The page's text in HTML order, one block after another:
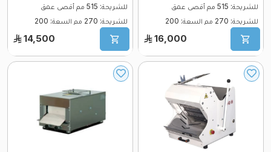
للشريحة: 515 مم أقصى عمق
للشريحة: 270 مم السعة: 200
قطعة/ساعة ال ...
16,000
للشريحة: 515 مم أقصى عمق
للشريحة: 270 مم السعة: 200
قطعة/ساعة ال ...
14,500